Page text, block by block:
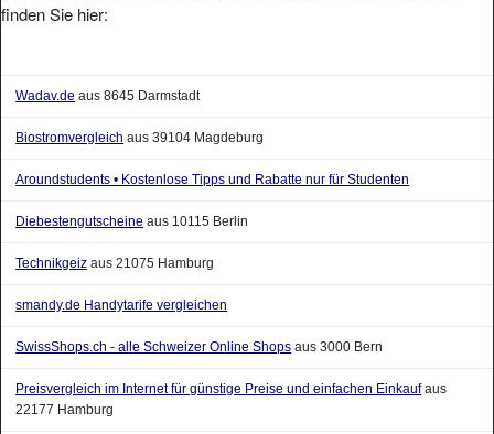
finden Sie hier:
Wadav.de aus 8645 Darmstadt
Biostromvergleich aus 39104 Magdeburg
Aroundstudents • Kostenlose Tipps und Rabatte nur für Studenten
Diebestengutscheine aus 10115 Berlin
Technikgeiz aus 21075 Hamburg
smandy.de Handytarife vergleichen
SwissShops.ch - alle Schweizer Online Shops aus 3000 Bern
Preisvergleich im Internet für günstige Preise und einfachen Einkaufaus
22177 Hamburg